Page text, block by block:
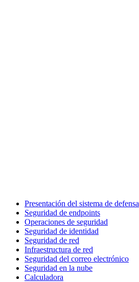
Presentación del sistema de defensa
Seguridad de endpoints
Operaciones de seguridad
Seguridad de identidad
Seguridad de red
Infraestructura de red
Seguridad del correo electrónico
Seguridad en la nube
Calculadora